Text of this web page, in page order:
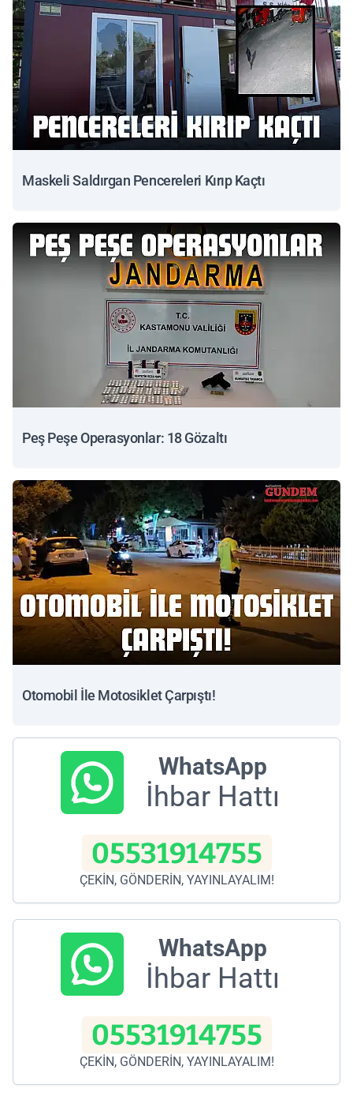
Maskeli Saldırgan Pencereleri Kırıp Kaçtı
Peş Peşe Operasyonlar: 18 Gözaltı
Otomobil İle Motosiklet Çarpıştı!
WhatsApp
İhbar Hattı
05531914755
ÇEKİN, GÖNDERİN, YAYINLAYALIM!
WhatsApp
İhbar Hattı
05531914755
ÇEKİN, GÖNDERİN, YAYINLAYALIM!